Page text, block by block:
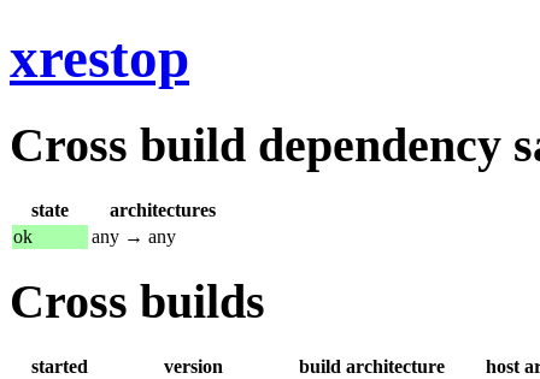
xrestop
Cross build dependency
state
architectures
ok
any → any
Cross builds
started version build architecture
host